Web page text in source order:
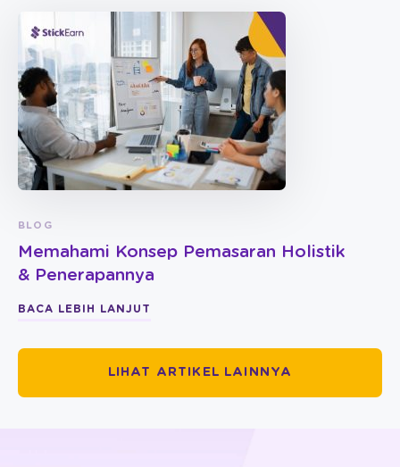
BLOG
Memahami Konsep Pemasaran Holistik
& Penerapannya
BACA LEBIH LANJUT
LIHAT ARTIKEL LAINNYA